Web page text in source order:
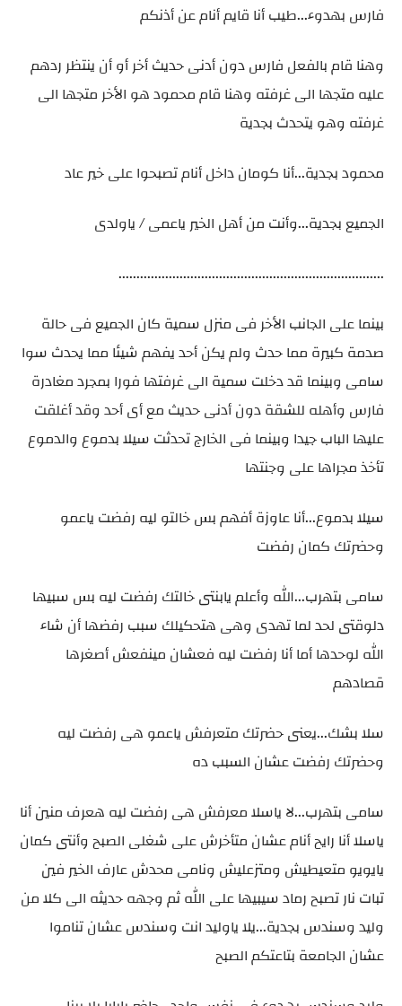
فارس بهدوء...طيب أنا قايم أنام عن أذنكم
وهنا قام بالفعل فارس دون أدنى حديث أخر أو أن ينتظر ردهم
عليه متجها الى غرفته وهنا قام محمود هو الأخر متجها الى
غرفته وهو يتحدث بجدية
محمود بجدية...أنا كومان داخل أنام تصبحوا على خير عاد
الجميع بجدية...وأنت من أهل الخير ياعمى / ياولدى
..........................................................................
بينما على الجانب الأخر فى منزل سمية كان الجميع فى حالة
صدمة كبيرة مما حدث ولم يكن أحد يفهم شيئا مما يحدث سوا
سامى وبينما قد دخلت سمية الى غرفتها فورا بمجرد مغادرة
فارس وأهله للشقة دون أدنى حديث مع أى أحد وقد أغلقت
عليها الباب جيدا وبينما فى الخارج تحدثت سيلا بدموع والدموع
تأخذ مجراها على وجنتها
سيلا بدموع...أنا عاوزة أفهم بس خالتو ليه رفضت ياعمو
وحضرتك كمان رفضت
سامى بتهرب...الله وأعلم يابنتى خالتك رفضت ليه بس سبيها
دلوقتى لحد لما تهدى وهى هتحكيلك سبب رفضها أن شاء
الله لوحدها أما أنا رفضت ليه فعشان مينفعش أصغرها
قصادهم
سلا بشك...يعنى حضرتك متعرفش ياعمو هى رفضت ليه
وحضرتك رفضت عشان السبب ده
سامى بتهرب...لا ياسلا معرفش هى رفضت ليه هعرف منين أنا
ياسلا أنا رايح أنام عشان متأخرش على شغلى الصبح وأنتى كمان
يايويو متعيطيش ومتزعليش ونامى محدش عارف الخير فين
تبات نار تصبح رماد سيبيها على الله ثم وجهه حديثه الى كلا من
وليد وسندس بجدية...يلا ياوليد انت وسندس عشان تناموا
عشان الجامعة بتاعتكم الصبح